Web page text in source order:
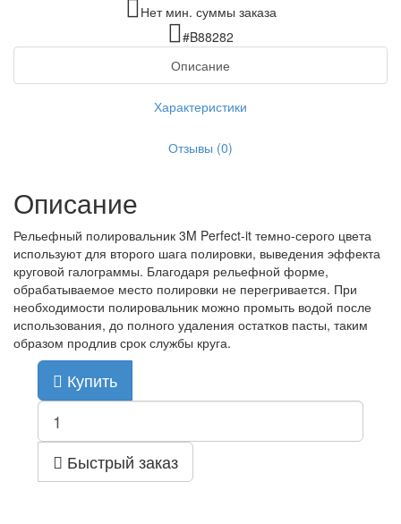
Нет мин. суммы заказа
#B88282
Описание
Характеристики
Отзывы (0)
Описание
Рельефный полировальник 3M Perfect-it темно-серого цвета
используют для второго шага полировки, выведения эффекта
круговой галограммы. Благодаря рельефной форме,
обрабатываемое место полировки не перегривается. При
необходимости полировальник можно промыть водой после
использования, до полного удаления остатков пасты, таким
образом продлив срок службы круга.
Купить
Быстрый заказ